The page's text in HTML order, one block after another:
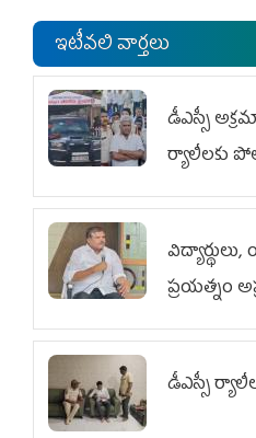
ఇటీవలి వార్తలు
డీఎస్సీ
ర్యాలీలకు
ప్రయత్నం
డీఎస్సీ